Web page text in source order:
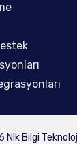
Bilgi